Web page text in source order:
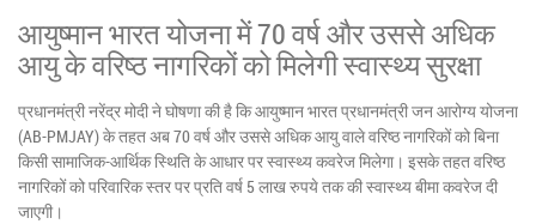
आयुष्मान भारत योजना में 70 वर्ष और उससे अधिक
आयु के वरिष्ठ नागरिकों को मिलेगी स्वास्थ्य सुरक्षा
प्रधानमंत्री नरेंद्र मोदी ने घोषणा की है कि आयुष्मान भारत प्रधानमंत्री जन आरोग्य योजना
(AB-PMJAY) के तहत अब 70 वर्ष और उससे अधिक आयु वाले वरिष्ठ नागरिकों को बिना
किसी सामाजिक-आर्थिक स्थिति के आधार पर स्वास्थ्य कवरेज मिलेगा। इसके तहत वरिष्ठ
नागरिकों को परिवारिक स्तर पर प्रति वर्ष 5 लाख रुपये तक की स्वास्थ्य बीमा कवरेज दी
जाएगी।